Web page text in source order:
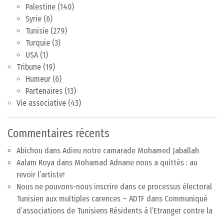
Palestine (140)
Syrie (6)
Tunisie (279)
Turquie (3)
USA(1)
Tribune (19)
Humeur (6)
Partenaires (13)
Vie associative (43)
Commentaires récents
Abichou dans Adieu notre camarade Mohamed Jaballah
Aalam Roya dans Mohamad Adnane nous a quittés : au
revoir l’artiste!
Nous ne pouvons-nous inscrire dans ce processus électoral
Tunisien aux multiples carences – ADTF dans Communiqué
d’associations de Tunisiens Résidents à l’Etranger contre la